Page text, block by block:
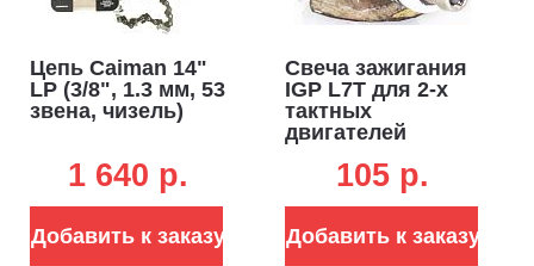
Цепь Caiman 14"
LP (3/8", 1.3 мм, 53
звена, чизель)
1 640 p.
Добавить к заказу
Свеча зажигания
IGP L7T для 2-х
тактных
двигателей
резьбы 9.5 мм,
1/P17Y/RCJ7Y/WSR6F)
105 p.
Добавить к заказу